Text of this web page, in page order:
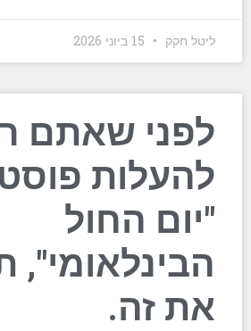
ליטל חקק
לפני שאתם
להעלות
"יום החול
הבינלאומי",
את זה.